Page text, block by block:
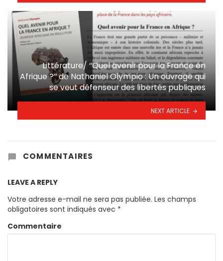
Littérature/ ‘‘Quel avenir pour la France en
Afrique ?’’ de Nathaniel Olympio : Un ouvrage qui
se veut défenseur des libertés publiques
NEXT ARTICLE
COMMENTAIRES
LEAVE A REPLY
Votre adresse e-mail ne sera pas publiée. Les champs
obligatoires sont indiqués avec *
Commentaire